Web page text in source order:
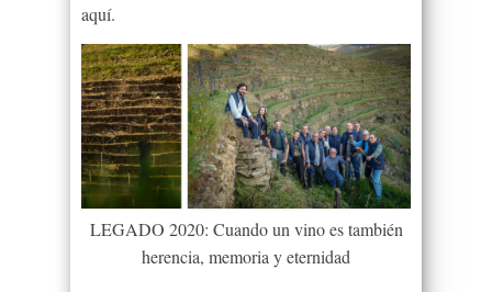
aquí.
LEGADO 2020: Cuando un vino es también
herencia, memoria y eternidad